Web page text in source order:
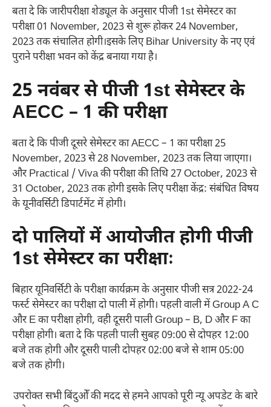
बता दे कि जारीपरीक्षा शेड्यूल के अनुसार पीजी 1st सेमेस्टर का
परीक्षा 01 November, 2023 से शुरू होकर 24 November,
2023 तक संचालित होगी।इसके लिए Bihar University के नए एवं
पुराने परीक्षा भवन को केंद्र बनाया गया है।
25 नवंबर से पीजी 1st सेमेस्टर के
AECC – 1 की परीक्षा
बता दे कि पीजी दूसरे सेमेस्टर का AECC – 1 का परीक्षा 25
November, 2023 से 28 November, 2023 तक लिया जाएगा।
और Practical / Viva की परीक्षा की तिथि 27 October, 2023 से
31 October, 2023 तक होगी इसके लिए परीक्षा केंद्र: संबंधित विषय
के यूनीवर्सिटी डिपार्टमेंट में होगी।
दो पालियों में आयोजीत होगी पीजी
1st सेमेस्टर का परीक्षाः
बिहार यूनिवर्सिटी के परीक्षा कार्यक्रम के अनुसार पीजी सत्र 2022-24
फर्स्ट सेमेस्टर का परीक्षा दो पाली में होगी। पहली वाली में Group A C
और E का परीक्षा होगी, वही दूसरी पाली Group – B, D और F का
परीक्षा होगी। बता दे कि पहली पाली सुबह 09:00 से दोपहर 12:00
बजे तक होगी और दूसरी पाली दोपहर 02:00 बजे से शाम 05:00
बजे तक होगी।
उपरोक्त सभी बिंदुओँ की मदद से हमने आपको पूरी न्यू अपडेट के बारे